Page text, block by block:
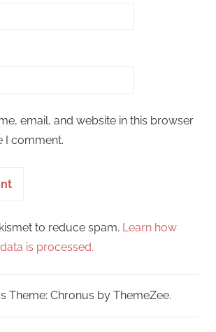
email, and website in this browser
I comment.
to reduce spam. Learn how
is processed.
Theme: Chronus by ThemeZee.